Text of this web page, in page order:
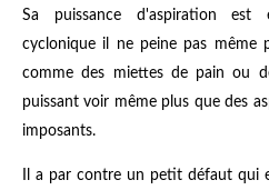
Sa puissance d'aspiration est
cyclonique il ne peine pas même
comme des miettes de pain ou
puissant voir même plus que des
imposants.
Il a par contre un petit défaut qui